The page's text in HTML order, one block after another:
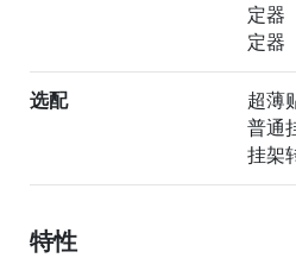
定器
定器
选配
超薄
普通
挂架
特性